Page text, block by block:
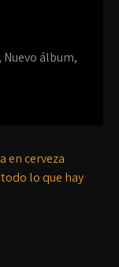
, Nuevo álbum,
en cerveza
lo que hay